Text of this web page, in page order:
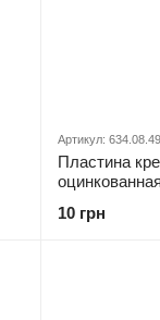
Артикул:
Пластина
оцинкованная
10 грн